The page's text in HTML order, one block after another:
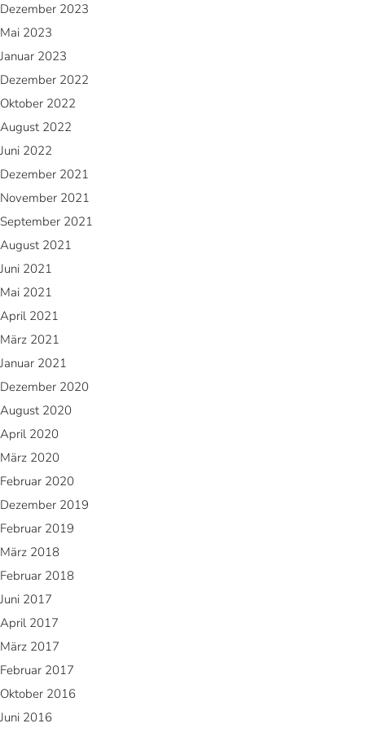
Dezember 2023
Mai 2023
Januar 2023
Dezember 2022
Oktober 2022
August 2022
Juni 2022
Dezember 2021
November 2021
September 2021
August 2021
Juni 2021
Mai 2021
April 2021
März 2021
Januar 2021
Dezember 2020
August 2020
April 2020
März 2020
Februar 2020
Dezember 2019
Februar 2019
März 2018
Februar 2018
Juni 2017
April 2017
März 2017
Februar 2017
Oktober 2016
Juni 2016